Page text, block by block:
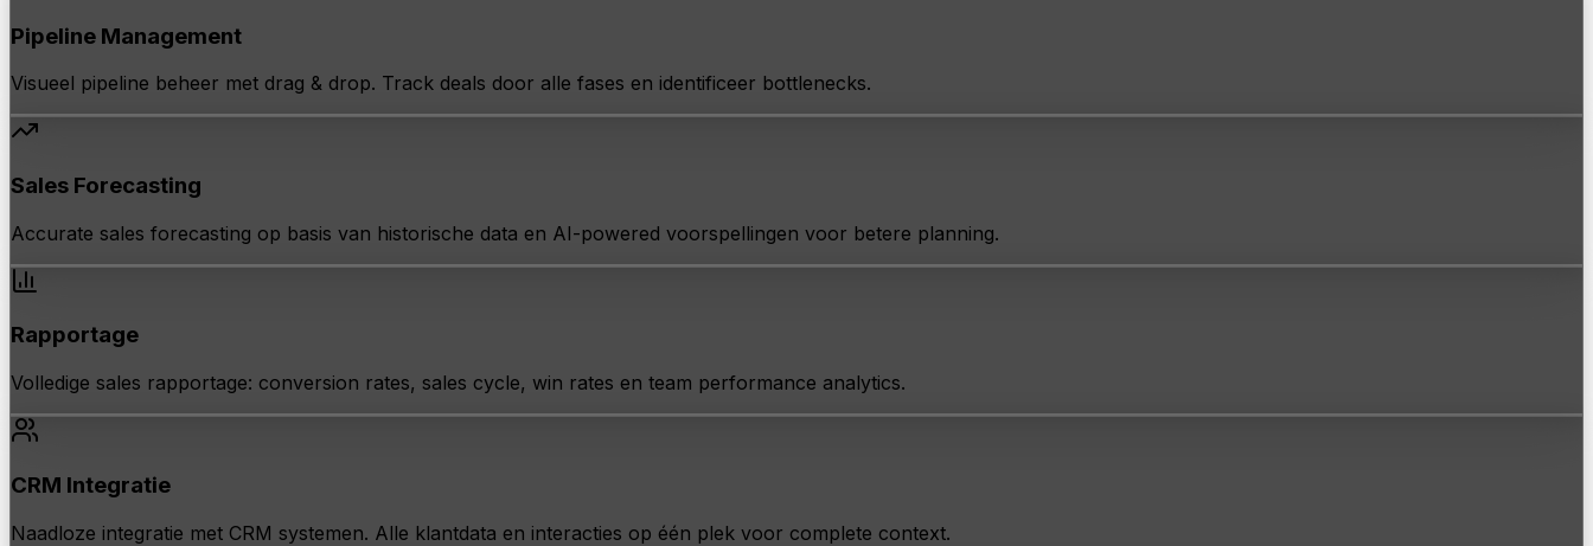
Pipeline Management
Visueel pipeline beheer met drag & drop. Track deals door alle fases en identificeer bottlenecks.
Sales Forecasting
Accurate sales forecasting op basis van historische data en AI-powered voorspellingen voor betere planning.
Rapportage
Volledige sales rapportage: conversion rates, sales cycle, win rates en team performance analytics.
CRM Integratie
Naadloze integratie met CRM systemen. Alle klantdata en interacties op één plek voor complete context.